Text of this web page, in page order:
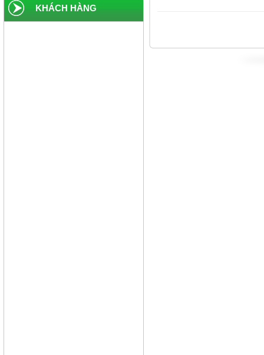
KHÁCH HÀNG